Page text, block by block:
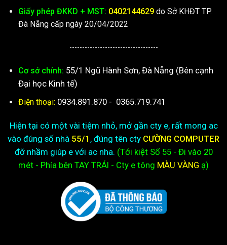
Giấy phép ĐKKD + MST: 0402144629do Sở KHĐT TP.
Đà Nẵng cấp ngày 20/04/2022
-----------------------------------
Cơ sở chính: 55/1 Ngũ Hành Sơn, Đà Nẵng (Bên cạnh
Đại học Kinh tế)
Điện thoại: 0934.891.870 - 0365.719.741
Hiện tại có một vài tiệm nhỏ, mở gần cty e, rất mong ac
vào đúng số nhà 55/1 , đúng tên cty CƯỜNG COMPUTER
đỡ nhầm giúp e với ac nha. (Tới kiệtSố 55 - Đi vào 20
mét - Phía bên TAY TRÁI - Cty e tông MÀU VÀNG ạ)